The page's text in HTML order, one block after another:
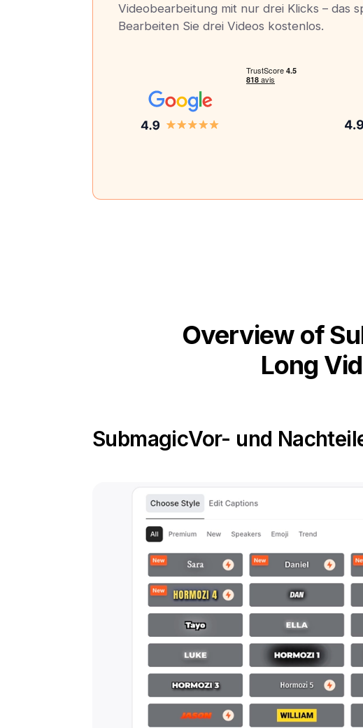
Videobearbeitung mit nur drei Klicks – das
Bearbeiten Sie drei Videos kostenlos.
Overview of
Long
SubmagicVor- und